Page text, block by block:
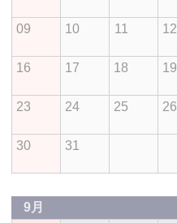
09 10 11 12
16 17 18 19
23 24 25 26
30 31
9月